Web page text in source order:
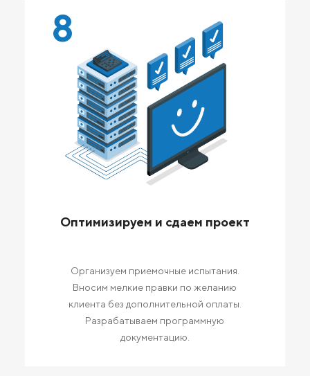
8
Оптимизируем и сдаем проект
Организуем приемочные испытания.
Вносим мелкие правки по желанию
клиента без дополнительной оплаты.
Разрабатываем программную
документацию.